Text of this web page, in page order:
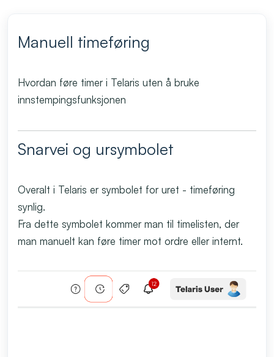
Manuell timeføring
Hvordan føre timer i Telaris uten å bruke
innstempingsfunksjonen
Snarvei og ursymbolet
Overalt i Telaris er symbolet for uret - timeføring
synlig.
Fra dette symbolet kommer man til timelisten, der
man manuelt kan føre timer mot ordre eller internt.